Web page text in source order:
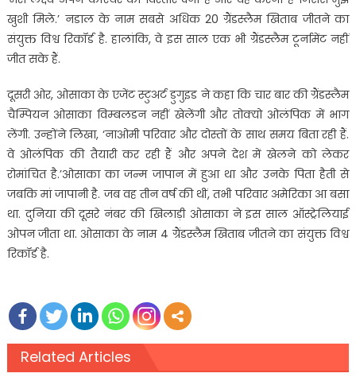
खुशी मिले.’ नडाल के नाम सबसे अधिक 20 ग्रैंडस्लैम खिताब जीतने का
संयुक्त विश्व रिकॉर्ड है. हालांकि, वे इस साल एक भी ग्रैंडस्लैम टूर्नामेंट नहीं
जीत सके हैं.
दूसरी ओर, ओसाका के एजेंट स्टुअर्ट डुगुइड ने कहा कि चार बार की ग्रैंडस्लैम
चैम्पियन ओसाका विम्बलडन नहीं खेलेंगी और तोक्यो ओलंपिक में भाग
लेंगी. उन्होंने लिखा, ‘नाओमी परिवार और दोस्तों के साथ समय बिता रही हैं.
वे ओलंपिक की तैयारी कर रही हैं और अपने देश में खेलने को लेकर
रोमांचित है.’ओसाका का जन्म जापान में हुआ था और उनके पिता हैती से
जबकि मां जापानी है. जब वह तीन वर्ष की थीं, तभी परिवार अमेरिका आ बसा
था. दुनिया की दूसरे नंबर की खिलाड़ी ओसाका ने इस साल ऑस्ट्रेलियाई
ओपन जीता था. ओसाका के नाम 4 ग्रैंडस्लैम खिताब जीतने का संयुक्त विश्व
रिकॉर्ड है.
Related Articles